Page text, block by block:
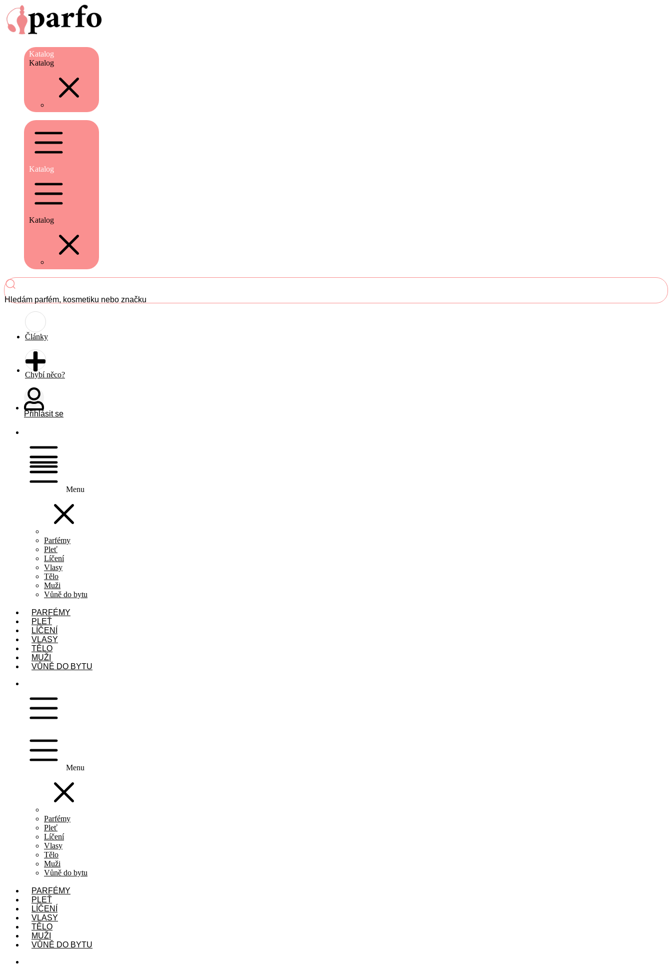
Katalog
Katalog
Katalog
Katalog
Hledám parfém, kosmetiku nebo značku
Články
Chybí něco?
Přihlásit se
Menu
Parfémy
Pleť
Líčení
Vlasy
Tělo
Muži
Vůně do bytu
PARFÉMY
PLEŤ
LÍČENÍ
VLASY
TĚLO
MUŽI
VŮNĚ DO BYTU
Menu
Parfémy
Pleť
Líčení
Vlasy
Tělo
Muži
Vůně do bytu
PARFÉMY
PLEŤ
LÍČENÍ
VLASY
TĚLO
MUŽI
VŮNĚ DO BYTU